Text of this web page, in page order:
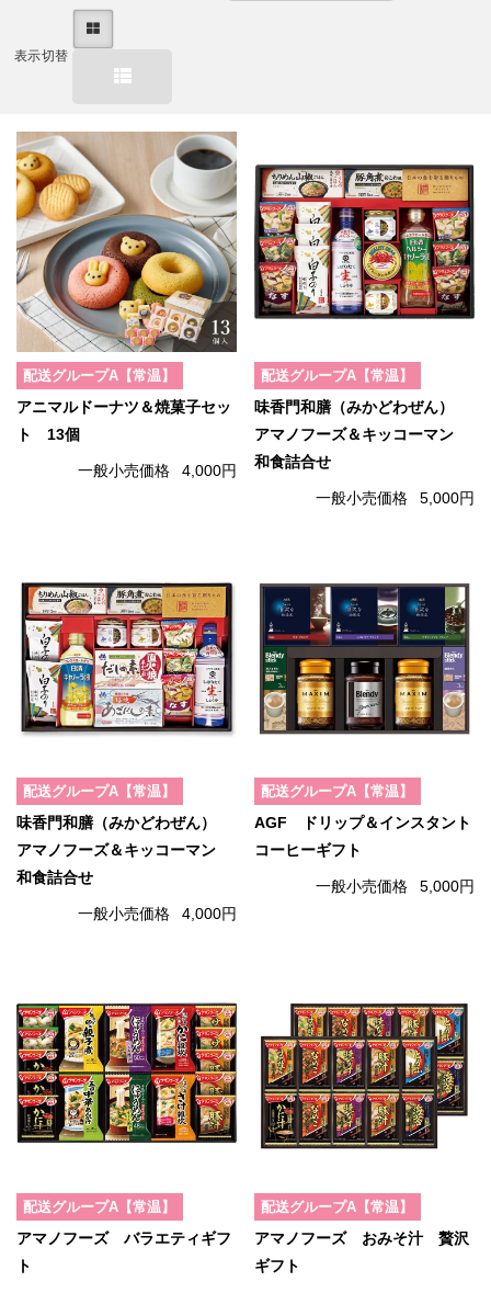
表示切替
配送グループA【常温】
アニマルドーナツ＆焼菓子セッ
ト 13個
一般小売価格 4,000円
配送グループA【常温】
味香門和膳（みかどわぜん）
アマノフーズ＆キッコーマン
和食詰合せ
一般小売価格 5,000円
配送グループA【常温】
味香門和膳（みかどわぜん）
アマノフーズ＆キッコーマン
和食詰合せ
一般小売価格 4,000円
配送グループA【常温】
AGF ドリップ＆インスタント
コーヒーギフト
一般小売価格 5,000円
配送グループA【常温】
アマノフーズ バラエティギフ
ト
配送グループA【常温】
アマノフーズ おみそ汁 贅沢
ギフト